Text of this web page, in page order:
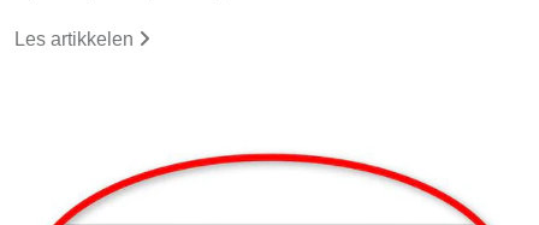
Les artikkelen